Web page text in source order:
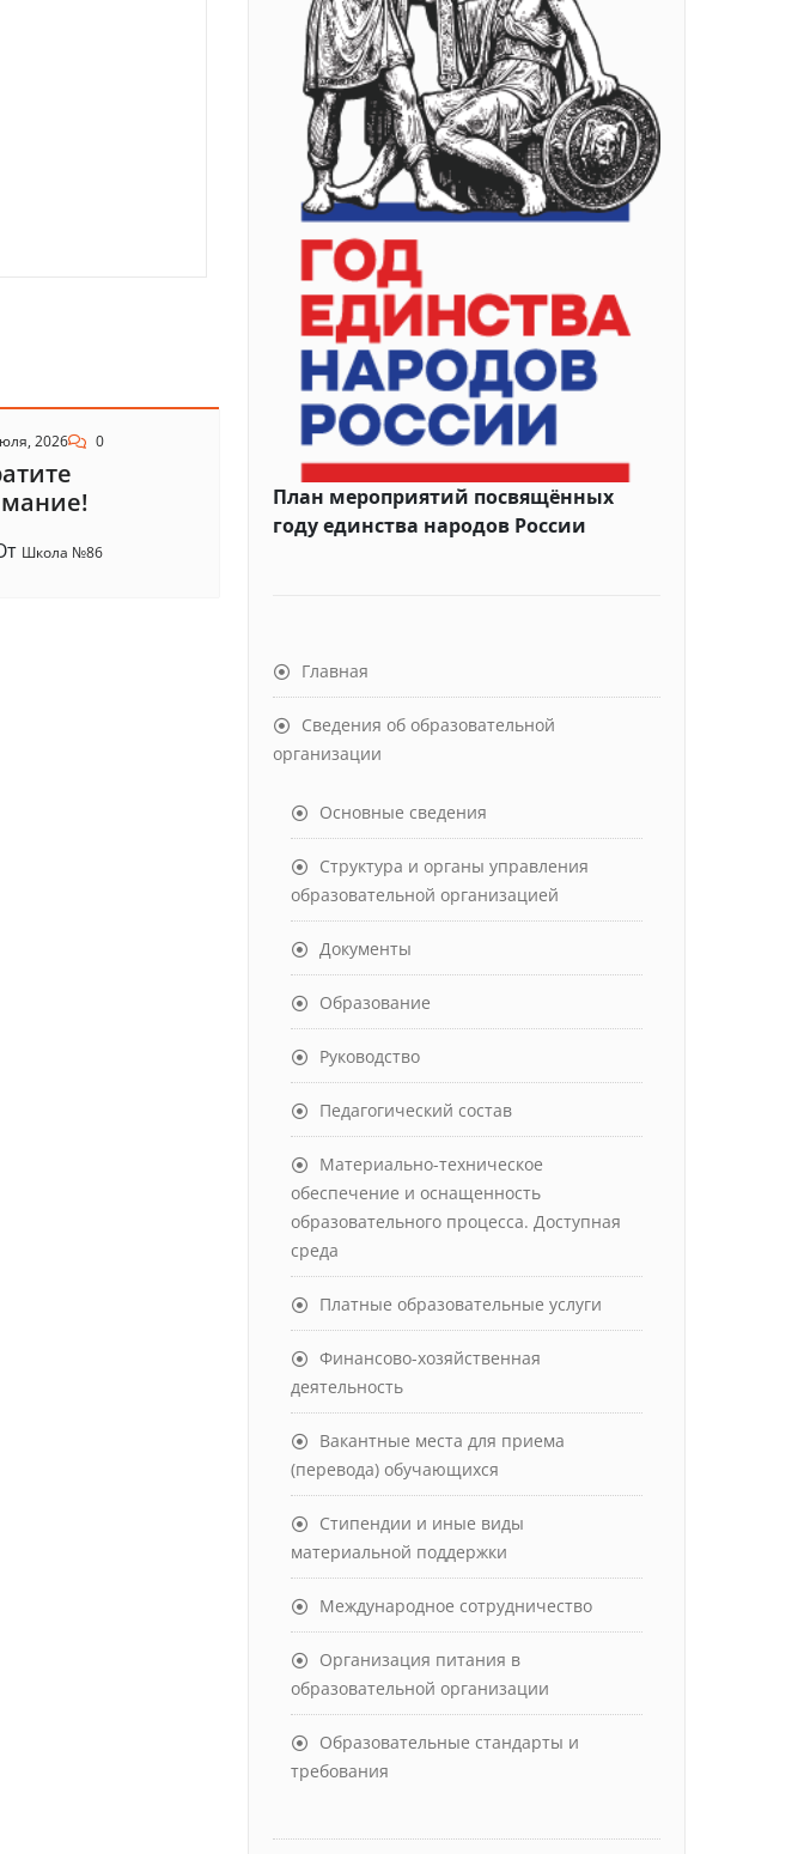
2026 0
Школа №86
План мероприятий посвящённых
году единства народов России
Главная
Сведения об образовательной
организации
Основные сведения
Структура и органы управления
образовательной организацией
Документы
Образование
Руководство
Педагогический состав
Материально-техническое
обеспечение и оснащенность
образовательного процесса. Доступная
среда
Платные образовательные услуги
Финансово-хозяйственная
деятельность
Вакантные места для приема
(перевода) обучающихся
Стипендии и иные виды
материальной поддержки
Международное сотрудничество
Организация питания в
образовательной организации
Образовательные стандарты и
требования